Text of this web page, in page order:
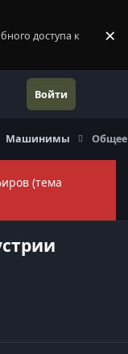
доступа к
×
Войти
Машинимы
(тема